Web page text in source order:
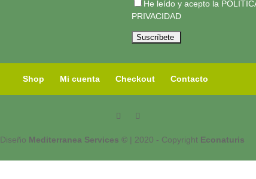
He leído y acepto la
PRIVACIDAD
Shop Mi cuenta Checkout Contacto
Diseño Mediterranea Services ©| 2020 - Copyright Econaturis